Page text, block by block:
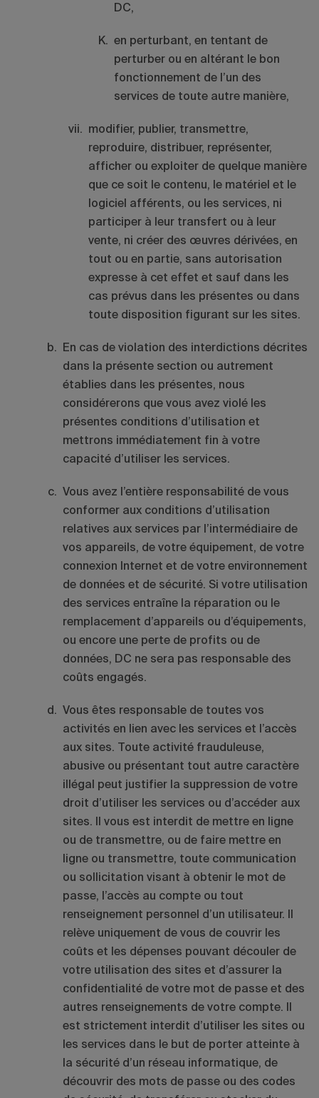
DC,
en perturbant, en tentant de
perturber ou en altérant le bon
fonctionnement de l’un des
services de toute autre manière,
modifier, publier, transmettre,
reproduire, distribuer, représenter,
afficher ou exploiter de quelque manière
que ce soit le contenu, le matériel et le
logiciel afférents, ou les services, ni
participer à leur transfert ou à leur
vente, ni créer des œuvres dérivées, en
tout ou en partie, sans autorisation
expresse à cet effet et sauf dans les
cas prévus dans les présentes ou dans
toute disposition figurant sur les sites.
En cas de violation des interdictions décrites
dans la présente section ou autrement
établies dans les présentes, nous
considérerons que vous avez violé les
présentes conditions d’utilisation et
mettrons immédiatement fin à votre
capacité d’utiliser les services.
Vous avez l’entière responsabilité de vous
conformer aux conditions d’utilisation
relatives aux services par l’intermédiaire de
vos appareils, de votre équipement, de votre
connexion Internet et de votre environnement
de données et de sécurité. Si votre utilisation
des services entraîne la réparation ou le
remplacement d’appareils ou d’équipements,
ou encore une perte de profits ou de
données, DC ne sera pas responsable des
coûts engagés.
Vous êtes responsable de toutes vos
activités en lien avec les services et l’accès
aux sites. Toute activité frauduleuse,
abusive ou présentant tout autre caractère
illégal peut justifier la suppression de votre
droit d’utiliser les services ou d’accéder aux
sites. Il vous est interdit de mettre en ligne
ou de transmettre, ou de faire mettre en
ligne ou transmettre, toute communication
ou sollicitation visant à obtenir le mot de
passe, l’accès au compte ou tout
renseignement personnel d’un utilisateur. Il
relève uniquement de vous de couvrir les
coûts et les dépenses pouvant découler de
votre utilisation des sites et d’assurer la
confidentialité de votre mot de passe et des
autres renseignements de votre compte. Il
est strictement interdit d’utiliser les sites ou
les services dans le but de porter atteinte à
la sécurité d’un réseau informatique, de
découvrir des mots de passe ou des codes